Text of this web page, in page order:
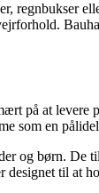
på at
som en
og børn.
til